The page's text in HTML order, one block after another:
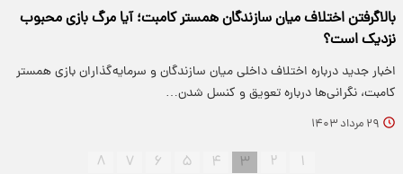
بالاگرفتن اختلاف میان سازندگان همستر کامبت؛ آیا مرگ بازی محبوب
نزدیک است؟
اخبار جدید درباره اختلاف داخلی میان سازندگان و سرمایه‌گذاران بازی همستر
کامبت، نگرانی‌ها درباره تعویق و کنسل شدن…
۲۹ مرداد ۱۴۰۳
۱ ۲ ۳ ۴ ۵ ۶ ۷ ۸